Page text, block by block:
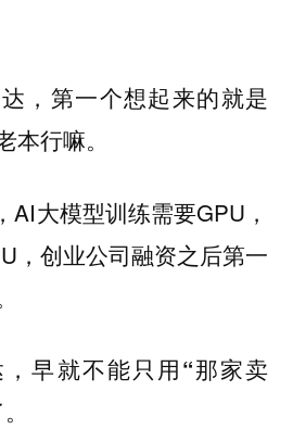
，第一个想起来的就是
行嘛。
AI大模型训练需要GPU，
，创业公司融资之后第一
早就不能只用“那家卖
。